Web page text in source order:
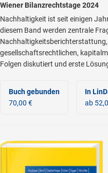
Wiener Bilanzrechtstage 2024
Nachhaltigkeit ist seit einigen
diesem Band werden zentrale
gesellschaftsrechtlichen,
Folgen diskutiert und erste
Buch gebunden
70,00 €
In
ab